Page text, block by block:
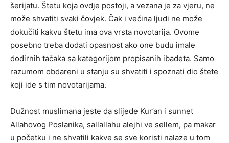
šerijatu. Štetu koja ovdje postoji, a vezana je za vjeru, ne
može shvatiti svaki čovjek. Čak i većina ljudi ne može
dokučiti kakvu štetu ima ova vrsta novotarija. Ovome
posebno treba dodati opasnost ako one budu imale
dodirnih tačaka sa kategorijom propisanih ibadeta. Samo
razumom obdareni u stanju su shvatiti i spoznati dio štete
koji ide s tim novotarijama.
Dužnost muslimana jeste da slijede Kur’an i sunnet
Allahovog Poslanika, sallallahu alejhi ve sellem, pa makar
u početku i ne shvatili kakve se sve koristi nalaze u tom